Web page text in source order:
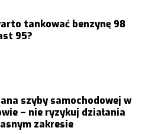
tankować benzynę 98
95?
szyby samochodowej w
– nie ryzykuj działania
zakresie